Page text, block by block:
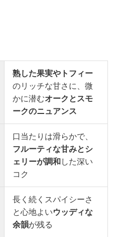
熟した果実やトフィー
のリッチな甘さに、微
かに潜むオークとスモ
ークのニュアンス
口当たりは滑らかで、
フルーティな甘みとシ
ェリーが調和した深い
コク
長く続くスパイシーさ
と心地よいウッディな
余韻が残る